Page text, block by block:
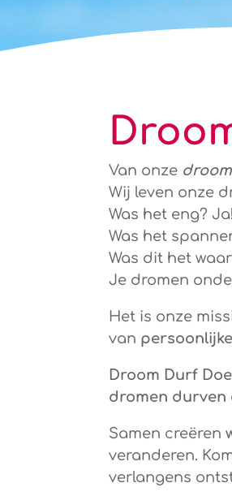
Van onze droom
Wij leven onze
Was het eng? Ja!
Was het
Was dit het
Je dromen
Het is onze
van
Droom Durf Doe
dromen durven
Samen creëren
veranderen.
verlangens